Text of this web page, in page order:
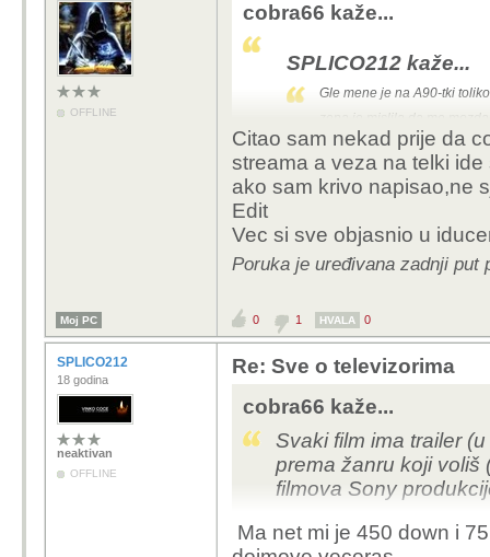
OFFLINE
cobra66 kaže...
SPLICO212 kaže...
Gle mene je na A90-tki
zena je mislila da me
iza panela to je strava. Sad
mi je ipak nekako user
je presudila u korist A90j
Jesi gledao IMAX
tv-u (u 80Mbit
Citao sam nekad prije da
streama a veza na telki
ako sam krivo napisao,ne
Edit
Vec si sve objasnio u
Poruka je uređivana zadnji put
Moj PC 0 1 HVALA 0
SPLICO212
18 godina
neaktivan
OFFLINE
Re: Sve o televizorima
cobra66 kaže...
Svaki film ima trailer
prema žanru koji voliš
filmova Sony
Obavezno u aplikaciji
Ma net mi je 450 down i